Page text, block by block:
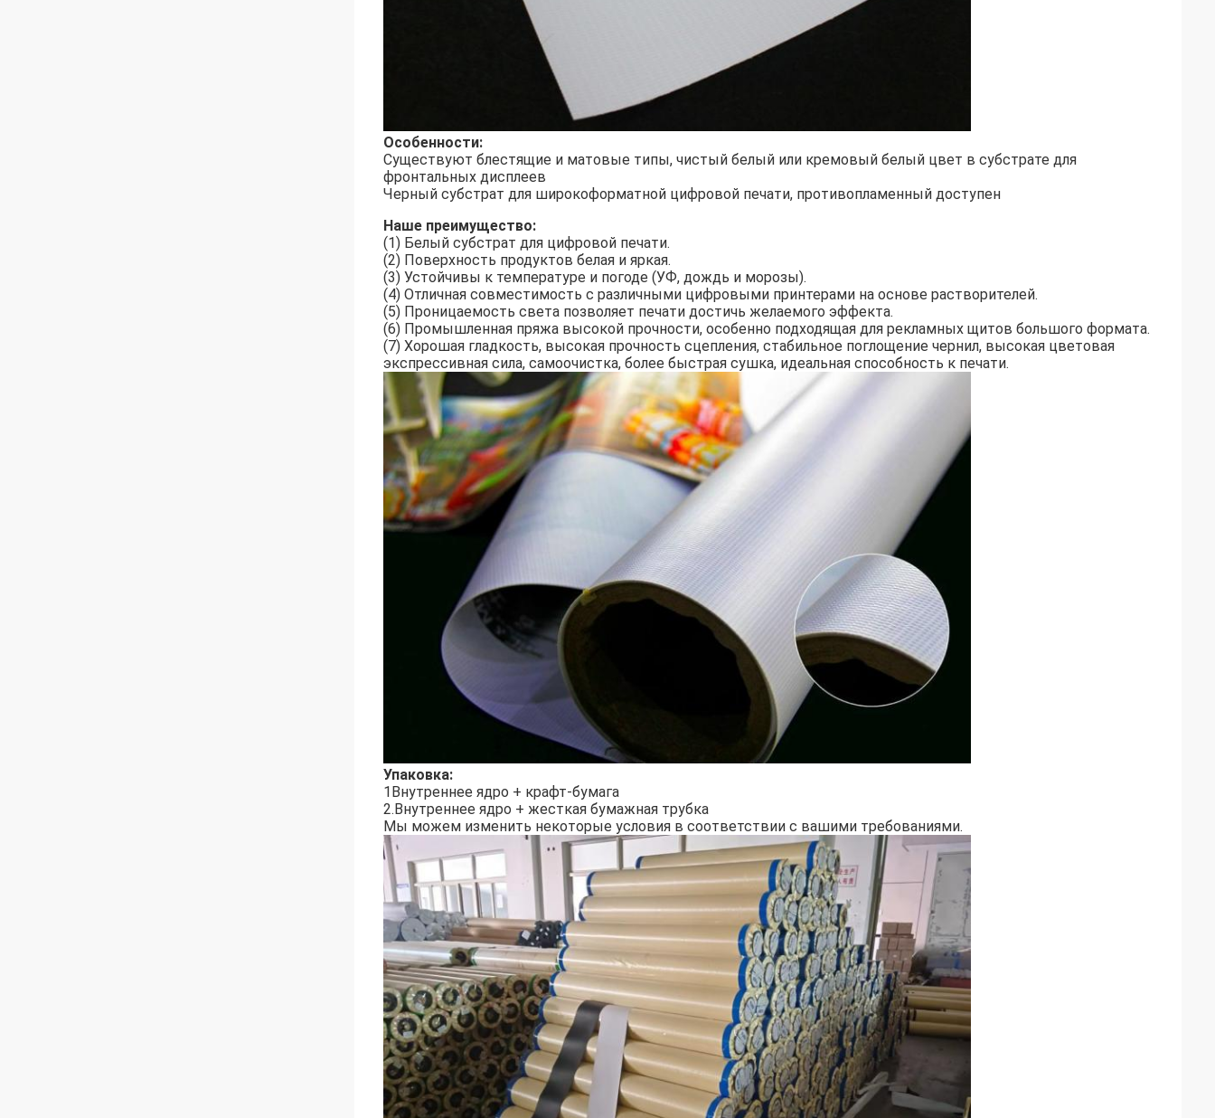
Особенности:
Существуют блестящие и матовые типы, чистый белый или кремовый белый цвет в субстрате для
фронтальных дисплеев
Черный субстрат для широкоформатной цифровой печати, противопламенный доступен
Наше преимущество:
(1) Белый субстрат для цифровой печати.
(2) Поверхность продуктов белая и яркая.
(3) Устойчивы к температуре и погоде (УФ, дождь и морозы).
(4) Отличная совместимость с различными цифровыми принтерами на основе растворителей.
(5) Проницаемость света позволяет печати достичь желаемого эффекта.
(6) Промышленная пряжа высокой прочности, особенно подходящая для рекламных щитов большого формата.
(7) Хорошая гладкость, высокая прочность сцепления, стабильное поглощение чернил, высокая цветовая
экспрессивная сила, самоочистка, более быстрая сушка, идеальная способность к печати.
Упаковка:
1Внутреннее ядро + крафт-бумага
2.Внутреннее ядро + жесткая бумажная трубка
Мы можем изменить некоторые условия в соответствии с вашими требованиями.